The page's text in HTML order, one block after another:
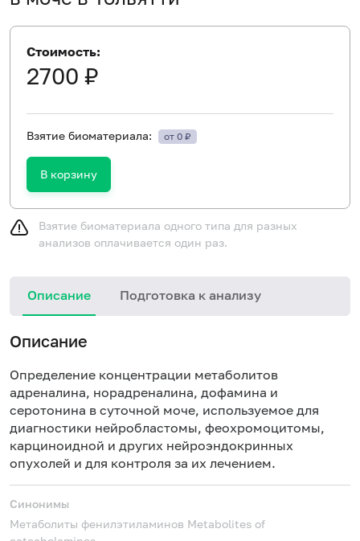
Стоимость:
2700 ₽
Взятие биоматериала: от 0 ₽
В корзину
Взятие биоматериала одного типа для разных
анализов оплачивается один раз.
Описание Подготовка к анализу
Описание
Определение концентрации метаболитов
адреналина, норадреналина, дофамина и
серотонина в суточной моче, используемое для
диагностики нейробластомы, феохромоцитомы,
карциноидной и других нейроэндокринных
опухолей и для контроля за их лечением.
Синонимы
Метаболиты фенилэтиламинов Metabolites of